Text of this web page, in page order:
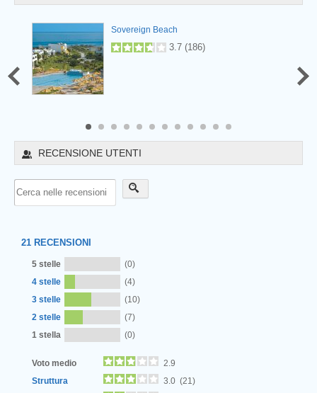
Sovereign Beach
3.7 (186)
RECENSIONE UTENTI
21 RECENSIONI
5 stelle
(0)
4 stelle
(4)
3 stelle
(10)
2 stelle
(7)
1 stella
(0)
Voto medio
2.9
Struttura
3.0 (21)